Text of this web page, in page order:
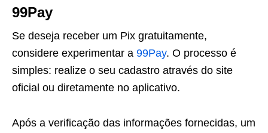
99Pay
Se deseja receber um Pix gratuitamente,
considere experimentar a 99Pay. O processo é
simples: realize o seu cadastro através do site
oficial ou diretamente no aplicativo.
Após a verificação das informações fornecidas, um